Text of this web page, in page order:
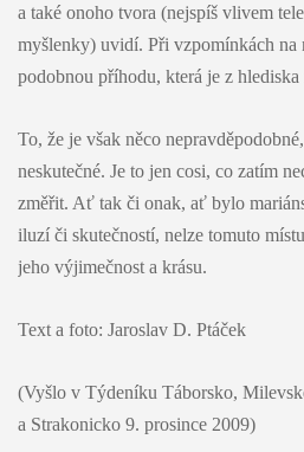
a také onoho tvora (nejspíš vlivem
myšlenky) uvidí. Při vzpomínkách na
podobnou příhodu, která je z
To, že je však něco
neskutečné. Je to jen cosi, co zatím
změřit. Ať tak či onak, ať bylo
iluzí či skutečností, nelze tomuto
jeho výjimečnost a krásu.
Text a foto: Jaroslav D. Ptáček
(Vyšlo v Týdeníku Táborsko,
a Strakonicko 9. prosince 2009)